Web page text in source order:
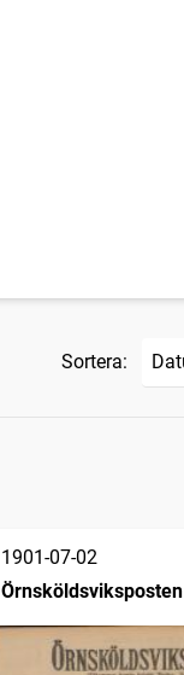
Sortera:
1901-07-02
Örnsköldsviksposten